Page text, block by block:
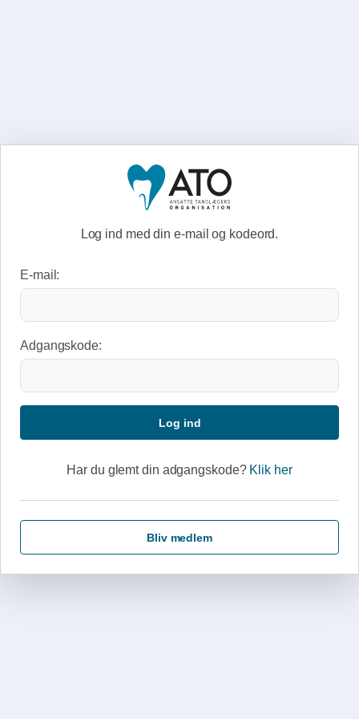
Log ind med din e-mail og kodeord.
E-mail:
Adgangskode:
Log ind
Har du glemt din adgangskode? Klik her
Bliv medlem